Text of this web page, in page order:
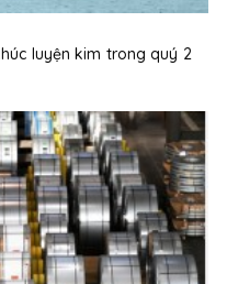
luyện kim trong quý 2